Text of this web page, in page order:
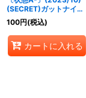
(SECRET)ガットナイト
【R-SEC】{BS65-006}
《赤》
100円(税込)
カートに入れる